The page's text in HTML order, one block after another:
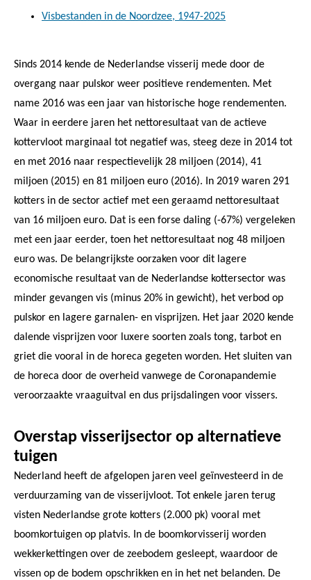
Visbestanden in de Noordzee, 1947-2025
Sinds 2014 kende de Nederlandse visserij mede door de
overgang naar pulskor weer positieve rendementen. Met
name 2016 was een jaar van historische hoge rendementen.
Waar in eerdere jaren het nettoresultaat van de actieve
kottervloot marginaal tot negatief was, steeg deze in 2014 tot
en met 2016 naar respectievelijk 28 miljoen (2014), 41
miljoen (2015) en 81 miljoen euro (2016). In 2019 waren 291
kotters in de sector actief met een geraamd nettoresultaat
van 16 miljoen euro. Dat is een forse daling (-67%) vergeleken
met een jaar eerder, toen het nettoresultaat nog 48 miljoen
euro was. De belangrijkste oorzaken voor dit lagere
economische resultaat van de Nederlandse kottersector was
minder gevangen vis (minus 20% in gewicht), het verbod op
pulskor en lagere garnalen- en visprijzen. Het jaar 2020 kende
dalende visprijzen voor luxere soorten zoals tong, tarbot en
griet die vooral in de horeca gegeten worden. Het sluiten van
de horeca door de overheid vanwege de Coronapandemie
veroorzaakte vraaguitval en dus prijsdalingen voor vissers.
Overstap visserijsector op alternatieve
tuigen
Nederland heeft de afgelopen jaren veel geïnvesteerd in de
verduurzaming van de visserijvloot. Tot enkele jaren terug
visten Nederlandse grote kotters (2.000 pk) vooral met
boomkortuigen op platvis. In de boomkorvisserij worden
wekkerkettingen over de zeebodem gesleept, waardoor de
vissen op de bodem opschrikken en in het net belanden. De